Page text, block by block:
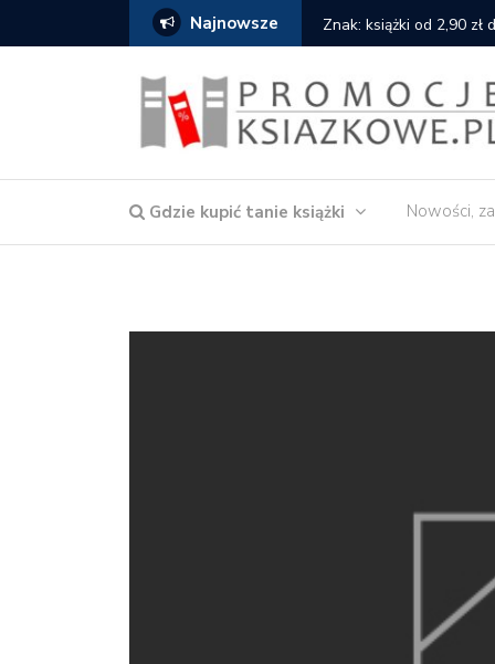
Najnowsze Znak: książki od 2,90 zł
Gdzie kupić tanie książki Nowości,